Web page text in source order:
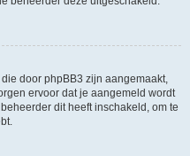
door phpBB3 zijn aangemaakt,
ervoor dat je aangemeld wordt
dit heeft inschakeld, om te